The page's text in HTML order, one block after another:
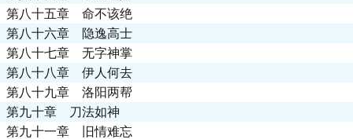
第八十五章 命不该绝
第八十六章 隐逸高士
第八十七章 无字神掌
第八十八章 伊人何去
第八十九章 洛阳两帮
第九十章 刀法如神
第九十一章 旧情难忘